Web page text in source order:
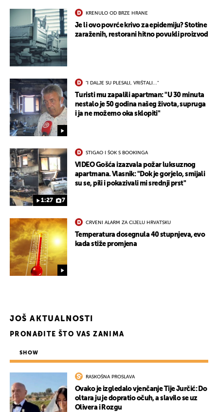
KRENULO OD BRZE HRANE
Je li ovo povrće krivo za epidemiju? Stotine
zaraženih, restorani hitno povukli proizvod
"I DALJE SU PLESALI, VRIŠTALI..."
Turisti mu zapalili apartman: "U 30 minuta
nestalo je 50 godina našeg života, supruga
i ja ne možemo oka sklopiti"
1:27 7
STIGAO I ŠOK S BOOKINGA
VIDEO Gošća izazvala požar luksuznog
apartmana. Vlasnik: "Dok je gorjelo, smijali
su se, pili i pokazivali mi srednji prst"
CRVENI ALARM ZA CIJELU HRVATSKU
Temperatura dosegnula 40 stupnjeva, evo
kada stiže promjena
JOŠ AKTUALNOSTI
PRONAĐITE ŠTO VAS ZANIMA
SHOW
RASKOŠNA PROSLAVA
Ovako je izgledalo vjenčanje Tije Jurčić: Do
oltara ju je dopratio očuh, a slavilo se uz
Olivera i Rozgu